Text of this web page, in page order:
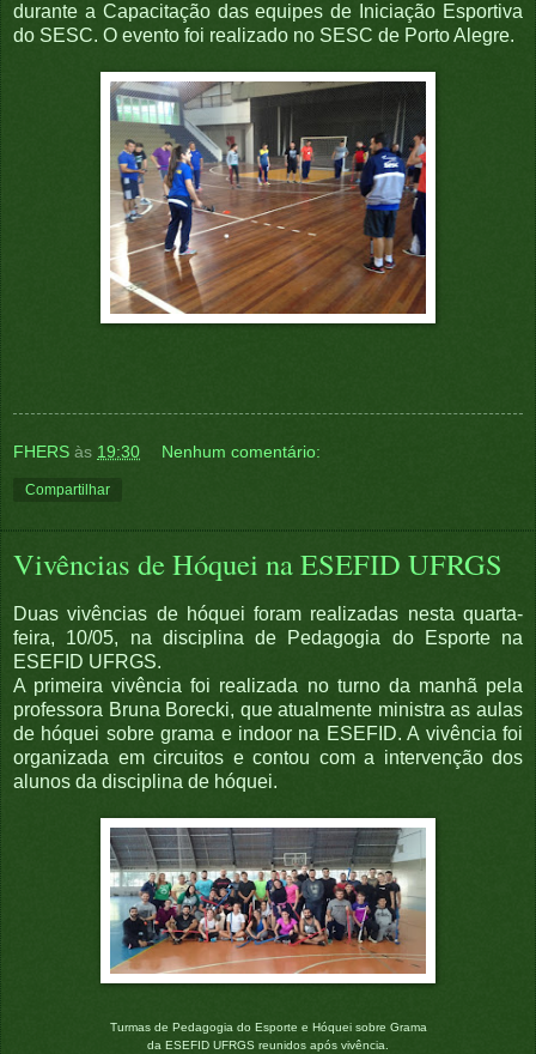
durante a Capacitação das equipes de Iniciação Esportiva
do SESC. O evento foi realizado no SESC de Porto Alegre.
FHERS às 19:30 Nenhum comentário:
Compartilhar
Vivências de Hóquei na ESEFID UFRGS
Duas vivências de hóquei foram realizadas nesta quarta-
feira, 10/05, na disciplina de Pedagogia do Esporte na
ESEFID UFRGS.
A primeira vivência foi realizada no turno da manhã pela
professora Bruna Borecki, que atualmente ministra as aulas
de hóquei sobre grama e indoor na ESEFID. A vivência foi
organizada em circuitos e contou com a intervenção dos
alunos da disciplina de hóquei.
Turmas de Pedagogia do Esporte e Hóquei sobre Grama
da ESEFID UFRGS reunidos após vivência.